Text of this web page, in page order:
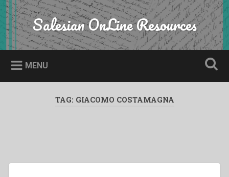
Skip
to
content
Search Salesian OnLine Resources
MENU
TAG: GIACOMO COSTAMAGNA